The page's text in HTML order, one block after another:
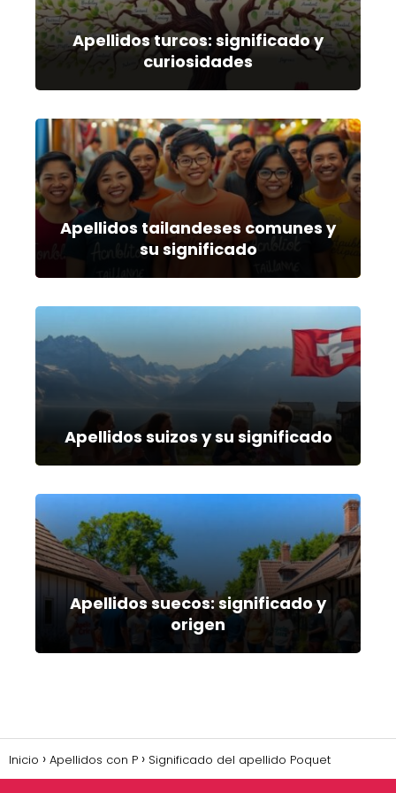
Apellidos turcos: significado y
curiosidades
Apellidos tailandeses comunes y
su significado
Apellidos suizos y su significado
Apellidos suecos: significado y
origen
Inicio Apellidos con P Significado del apellido Poquet